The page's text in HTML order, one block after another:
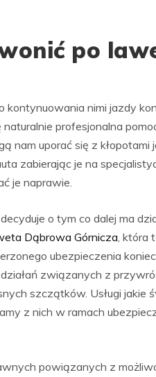
po
kontynuowania nimi jazdy
profesjonalna
nam uporać się z kłopotami
zabierając je na
je naprawie.
o tym co dalej ma
Dąbrowa Górnicza, która
ubezpieczenia
związanych z
szczątków. Usługi jakie
z nich w ramach
powiązanych z